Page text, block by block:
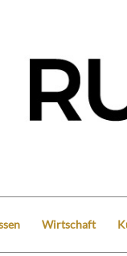
Wirtschaft